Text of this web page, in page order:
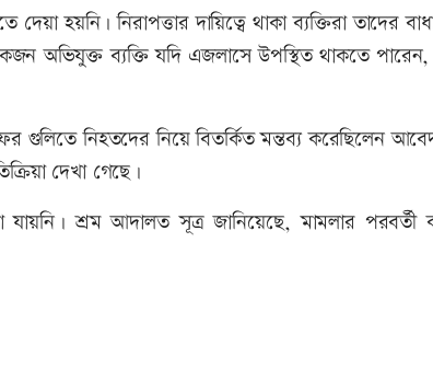
হয়নি। নিরাপত্তার দায়িত্বে থাকা ব্যক্তিরা তাদের
অভিযুক্ত ব্যক্তি যদি এজলাসে উপস্থিত থাকতে
নিহতদের নিয়ে বিতর্কিত মন্তব্য করেছিলেন
দেখা গেছে।
শ্রম আদালত সূত্র জানিয়েছে, মামলার পরবর্তী